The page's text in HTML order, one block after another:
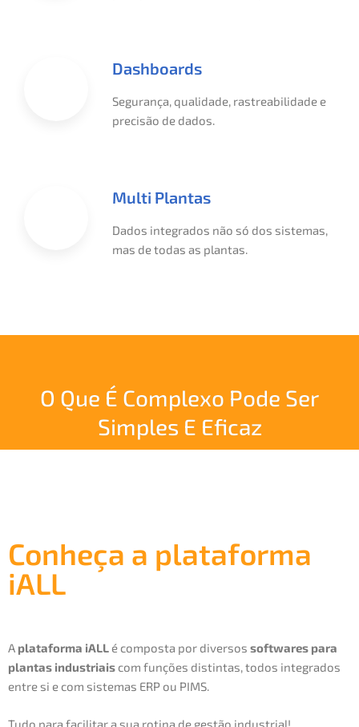
Dashboards
Segurança, qualidade, rastreabilidade e
precisão de dados.
Multi Plantas
Dados integrados não só dos sistemas,
mas de todas as plantas.
O Que É Complexo Pode Ser
Simples E Eficaz
Conheça a plataforma
iALL
A plataforma iALL é composta por diversos softwares para
plantas industriais com funções distintas, todos integrados
entre si e com sistemas ERP ou PIMS.
Tudo para facilitar a sua rotina de gestão industrial!